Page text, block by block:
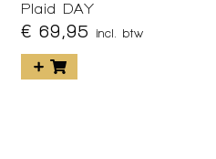
Plaid DAY
€ 69,95 incl. btw